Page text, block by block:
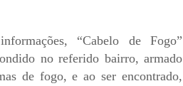
“Cabelo de Fogo”
no referido bairro, armado
de fogo, e ao ser encontrado,